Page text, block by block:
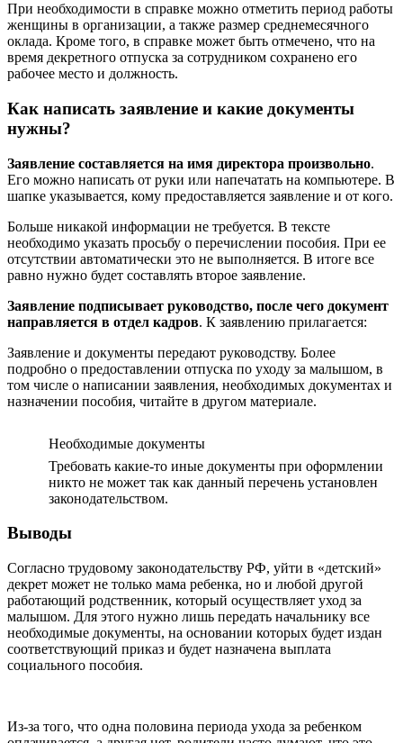
При необходимости в справке можно отметить период работы
женщины в организации, а также размер среднемесячного
оклада. Кроме того, в справке может быть отмечено, что на
время декретного отпуска за сотрудником сохранено его
рабочее место и должность.
Как написать заявление и какие документы
нужны?
Заявление составляется на имя директора произвольно.
Его можно написать от руки или напечатать на компьютере. В
шапке указывается, кому предоставляется заявление и от кого.
Больше никакой информации не требуется. В тексте
необходимо указать просьбу о перечислении пособия. При ее
отсутствии автоматически это не выполняется. В итоге все
равно нужно будет составлять второе заявление.
Заявление подписывает руководство, после чего документ
направляется в отдел кадров. К заявлению прилагается:
Заявление и документы передают руководству. Более
подробно о предоставлении отпуска по уходу за малышом, в
том числе о написании заявления, необходимых документах и
назначении пособия, читайте в другом материале.
Необходимые документы
Требовать какие-то иные документы при оформлении
никто не может так как данный перечень установлен
законодательством.
Выводы
Согласно трудовому законодательству РФ, уйти в «детский»
декрет может не только мама ребенка, но и любой другой
работающий родственник, который осуществляет уход за
малышом. Для этого нужно лишь передать начальнику все
необходимые документы, на основании которых будет издан
соответствующий приказ и будет назначена выплата
социального пособия.
Из-за того, что одна половина периода ухода за ребенком